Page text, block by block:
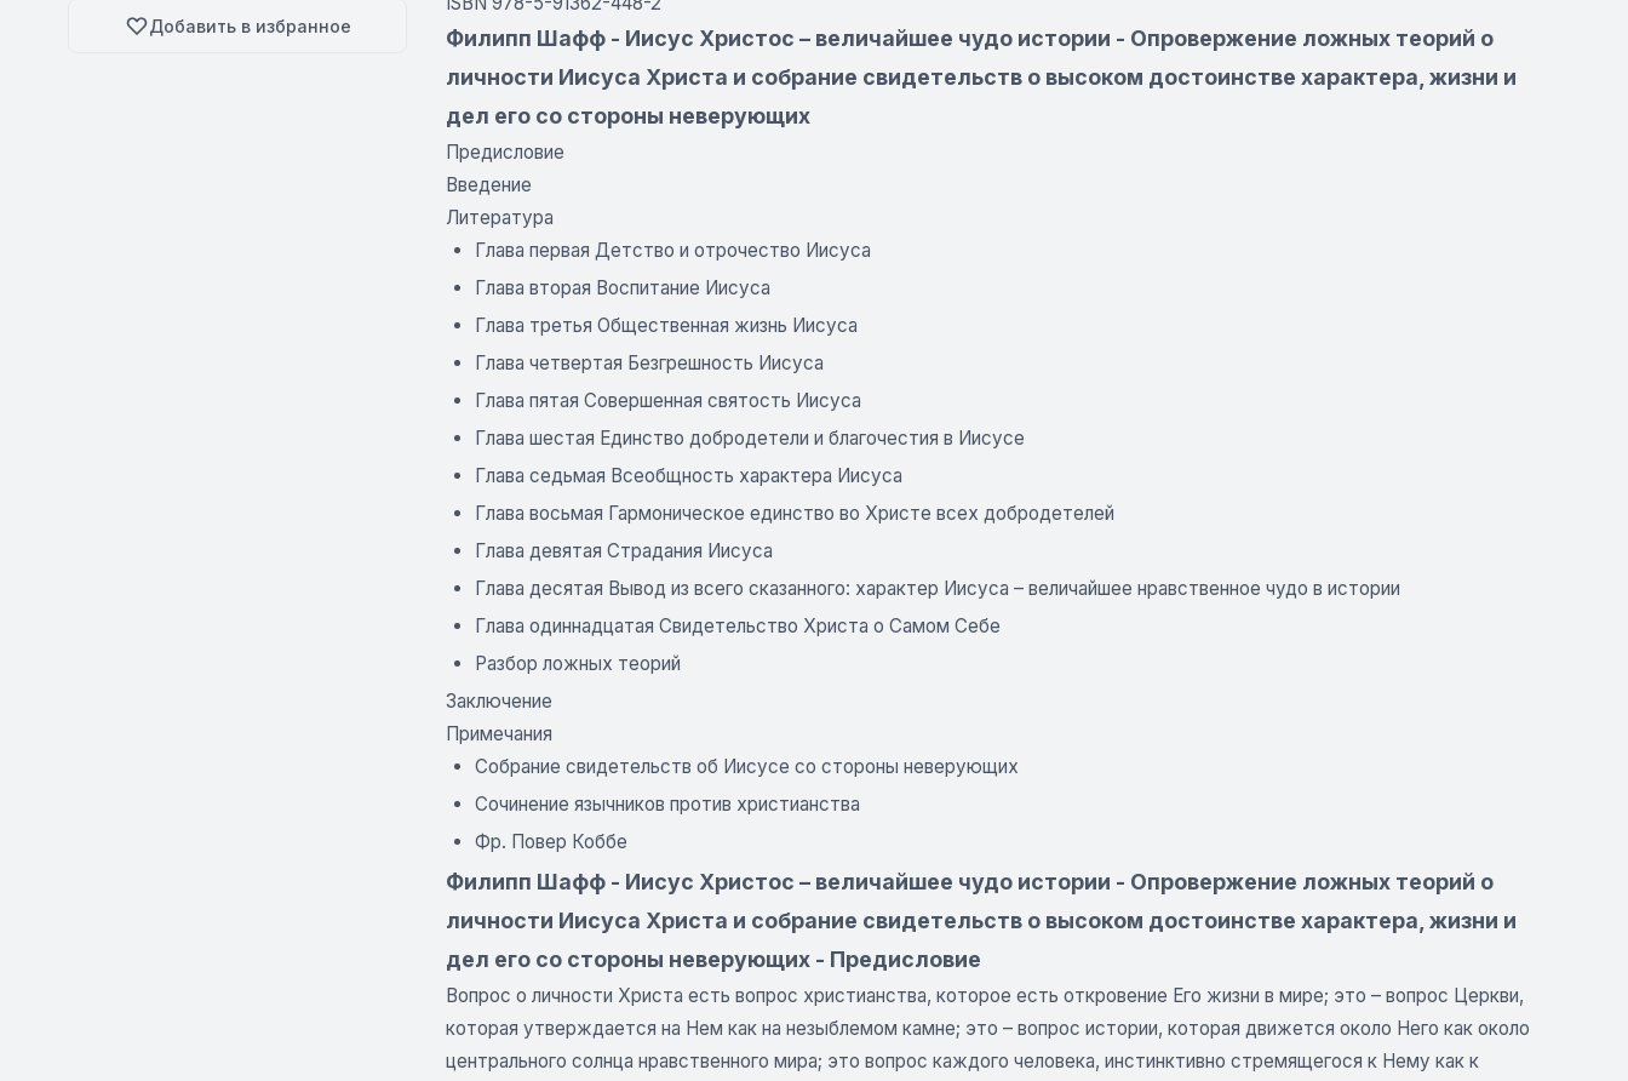
Добавить в избранное
Филипп Шафф - Иисус Христос – величайшее чудо истории - Опровержение ложных теорий о
личности Иисуса Христа и собрание свидетельств о высоком достоинстве характера, жизни и
дел его со стороны неверующих
Предисловие
Введение
Литература
Глава первая Детство и отрочество Иисуса
Глава вторая Воспитание Иисуса
Глава третья Общественная жизнь Иисуса
Глава четвертая Безгрешность Иисуса
Глава пятая Совершенная святость Иисуса
Глава шестая Единство добродетели и благочестия в Иисусе
Глава седьмая Всеобщность характера Иисуса
Глава восьмая Гармоническое единство во Христе всех добродетелей
Глава девятая Страдания Иисуса
Глава десятая Вывод из всего сказанного: характер Иисуса – величайшее нравственное чудо в истории
Глава одиннадцатая Свидетельство Христа о Самом Себе
Разбор ложных теорий
Заключение
Примечания
Собрание свидетельств об Иисусе со стороны неверующих
Сочинение язычников против христианства
Фр. Повер Коббе
Филипп Шафф - Иисус Христос – величайшее чудо истории - Опровержение ложных теорий о
личности Иисуса Христа и собрание свидетельств о высоком достоинстве характера, жизни и
дел его со стороны неверующих - Предисловие
Вопрос о личности Христа есть вопрос христианства, которое есть откровение Его жизни в мире; это – вопрос Церкви,
которая утверждается на Нем как на незыблемом камне; это – вопрос истории, которая движется около Него как около
центрального солнца нравственного мира; это вопрос каждого человека, инстинктивно стремящегося к Нему как к